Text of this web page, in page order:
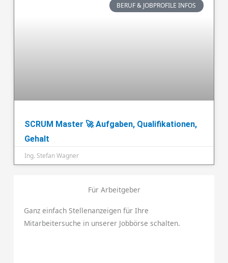
BERUF & JOBPROFILE INFOS
SCRUM Master 🚀 Aufgaben, Qualifikationen,
Gehalt
Ing. Stefan Wagner
Für Arbeitgeber
Ganz einfach Stellenanzeigen für Ihre
Mitarbeitersuche in unserer Jobbörse schalten.